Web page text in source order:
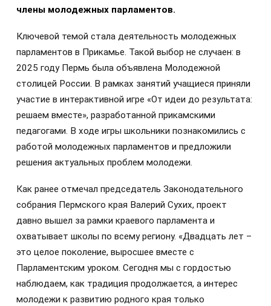
члены молодежных парламентов.
Ключевой темой стала деятельность молодежных
парламентов в Прикамье. Такой выбор не случаен: в
2025 году Пермь была объявлена Молодежной
столицей России. В рамках занятий учащиеся приняли
участие в интерактивной игре «От идеи до результата:
решаем вместе», разработанной прикамскими
педагогами. В ходе игры школьники познакомились с
работой молодежных парламентов и предложили
решения актуальных проблем молодежи.
Как ранее отмечал председатель Законодательного
собрания Пермского края Валерий Сухих, проект
давно вышел за рамки краевого парламента и
охватывает школы по всему региону. «Двадцать лет –
это целое поколение, выросшее вместе с
Парламентским уроком. Сегодня мы с гордостью
наблюдаем, как традиция продолжается, а интерес
молодежи к развитию родного края только